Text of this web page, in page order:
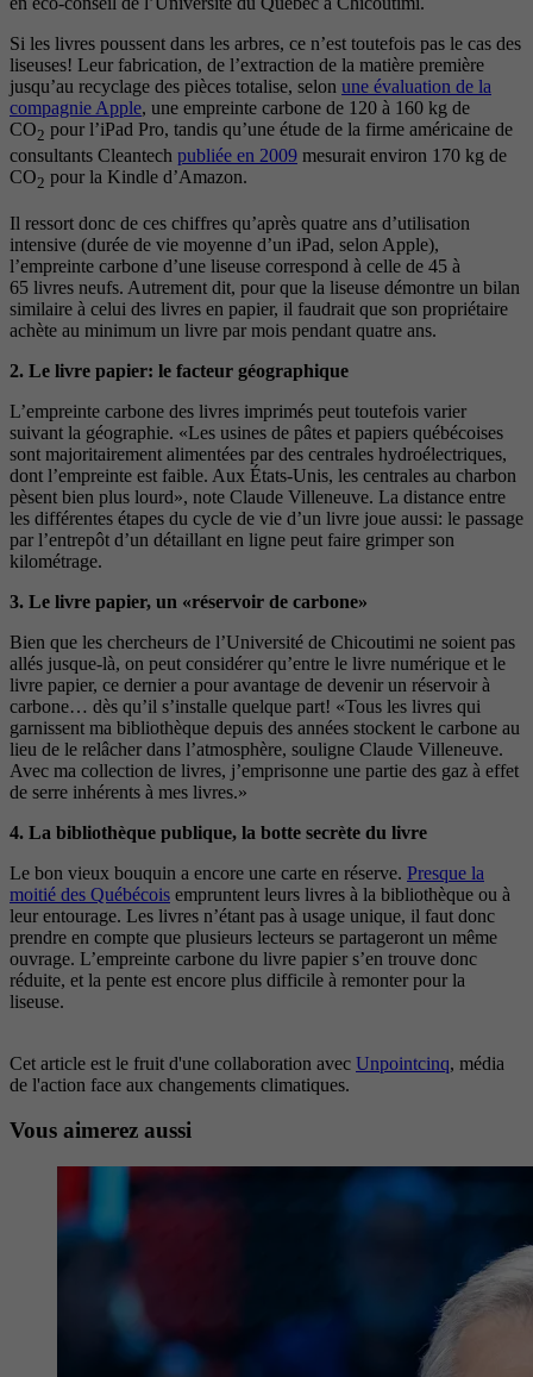
Si les livres poussent dans les arbres, ce n’est toutefois pas le cas des
liseuses! Leur fabrication, de l’extraction de la matière première
jusqu’au recyclage des pièces totalise, selon une évaluation de la
compagnie Apple, une empreinte carbone de 120 à 160 kg de
CO2 pour l’iPad Pro, tandis qu’une étude de la firme américaine de
consultants Cleantech publiée en 2009 mesurait environ 170 kg de
CO2 pour la Kindle d’Amazon.
Il ressort donc de ces chiffres qu’après quatre ans d’utilisation
intensive (durée de vie moyenne d’un iPad, selon Apple),
l’empreinte carbone d’une liseuse correspond à celle de 45 à
65 livres neufs. Autrement dit, pour que la liseuse démontre un bilan
similaire à celui des livres en papier, il faudrait que son propriétaire
achète au minimum un livre par mois pendant quatre ans.
2. Le livre papier: le facteur géographique
L’empreinte carbone des livres imprimés peut toutefois varier
suivant la géographie. «Les usines de pâtes et papiers québécoises
sont majoritairement alimentées par des centrales hydroélectriques,
dont l’empreinte est faible. Aux États-Unis, les centrales au charbon
pèsent bien plus lourd», note Claude Villeneuve. La distance entre
les différentes étapes du cycle de vie d’un livre joue aussi: le passage
par l’entrepôt d’un détaillant en ligne peut faire grimper son
kilométrage.
3. Le livre papier, un «réservoir de carbone»
Bien que les chercheurs de l’Université de Chicoutimi ne soient pas
allés jusque-là, on peut considérer qu’entre le livre numérique et le
livre papier, ce dernier a pour avantage de devenir un réservoir à
carbone… dès qu’il s’installe quelque part! «Tous les livres qui
garnissent ma bibliothèque depuis des années stockent le carbone au
lieu de le relâcher dans l’atmosphère, souligne Claude Villeneuve.
Avec ma collection de livres, j’emprisonne une partie des gaz à effet
de serre inhérents à mes livres.»
4. La bibliothèque publique, la botte secrète du livre
Le bon vieux bouquin a encore une carte en réserve. Presque la
moitié des Québécois empruntent leurs livres à la bibliothèque ou à
leur entourage. Les livres n’étant pas à usage unique, il faut donc
prendre en compte que plusieurs lecteurs se partageront un même
ouvrage. L’empreinte carbone du livre papier s’en trouve donc
réduite, et la pente est encore plus difficile à remonter pour la
liseuse.
Cet article est le fruit d'une collaboration avec Unpointcinq, média
de l'action face aux changements climatiques.
Vous aimerez aussi